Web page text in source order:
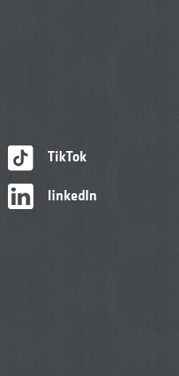
TikTok
linkedIn